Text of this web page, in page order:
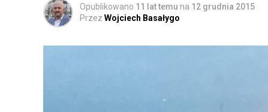
Opublikowano 11 lat temu na 12 grudnia 2015
Przez Wojciech Basałygo